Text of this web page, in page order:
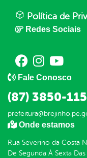
Política de
Redes Sociais
Fale Conosco
(87) 3850-
Onde estamos
Rua Severino da Costa
De Segunda À Sexta